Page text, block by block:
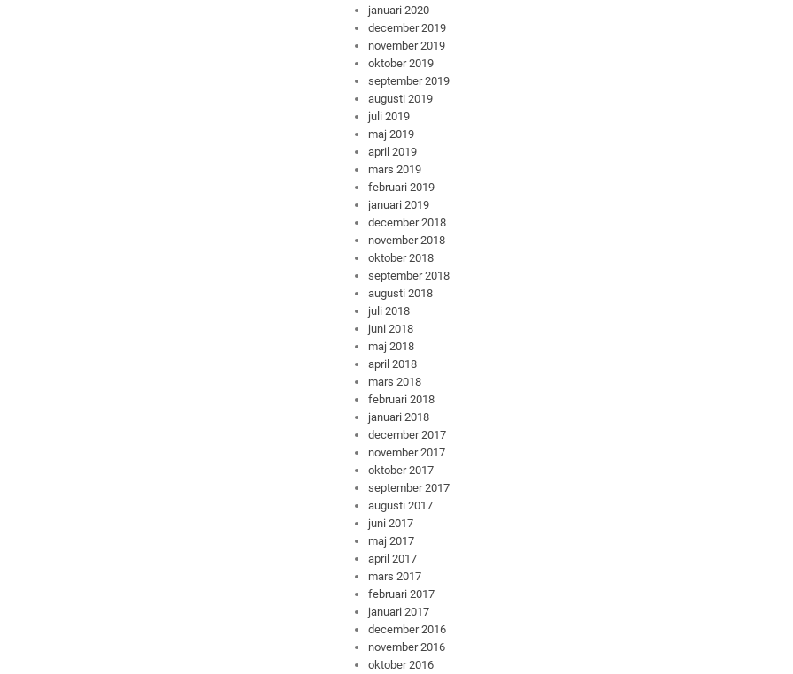
januari 2020
december 2019
november 2019
oktober 2019
september 2019
augusti 2019
juli 2019
maj 2019
april 2019
mars 2019
februari 2019
januari 2019
december 2018
november 2018
oktober 2018
september 2018
augusti 2018
juli 2018
juni 2018
maj 2018
april 2018
mars 2018
februari 2018
januari 2018
december 2017
november 2017
oktober 2017
september 2017
augusti 2017
juni 2017
maj 2017
april 2017
mars 2017
februari 2017
januari 2017
december 2016
november 2016
oktober 2016